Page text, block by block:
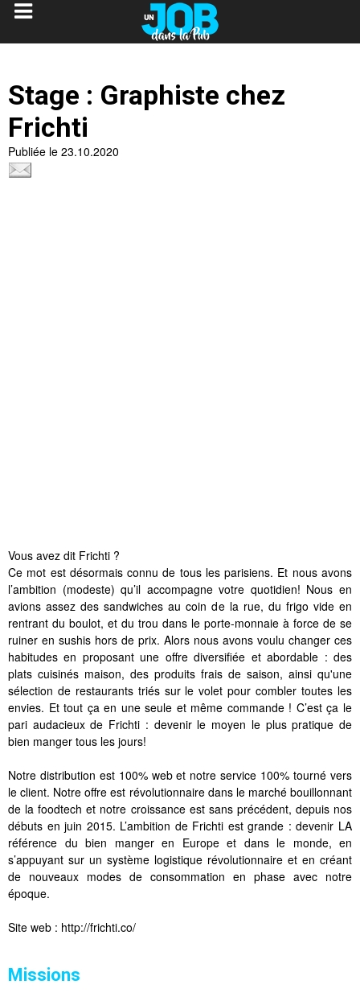
Stage : Graphiste chez
Frichti
Publiée le 23.10.2020
Vous avez dit Frichti ?
Ce mot est désormais connu de tous les parisiens. Et nous avons
l’ambition (modeste) qu’il accompagne votre quotidien! Nous en
avions assez des sandwiches au coin de la rue, du frigo vide en
rentrant du boulot, et du trou dans le porte-monnaie à force de se
ruiner en sushis hors de prix. Alors nous avons voulu changer ces
habitudes en proposant une offre diversifiée et abordable : des
plats cuisinés maison, des produits frais de saison, ainsi qu'une
sélection de restaurants triés sur le volet pour combler toutes les
envies. Et tout ça en une seule et même commande ! C’est ça le
pari audacieux de Frichti : devenir le moyen le plus pratique de
bien manger tous les jours!
Notre distribution est 100% web et notre service 100% tourné vers
le client. Notre offre est révolutionnaire dans le marché bouillonnant
de la foodtech et notre croissance est sans précédent, depuis nos
débuts en juin 2015. L’ambition de Frichti est grande : devenir LA
référence du bien manger en Europe et dans le monde, en
s’appuyant sur un système logistique révolutionnaire et en créant
de nouveaux modes de consommation en phase avec notre
époque.
Site web : http://frichti.co/
Missions